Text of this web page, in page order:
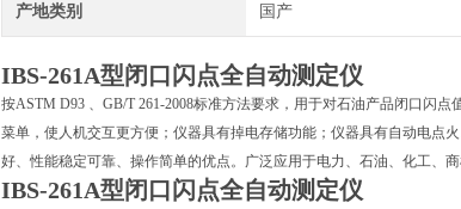
产地类别 国产
IBS-261A型闭口闪点全自动测定仪
按ASTM D93 、GB/T 261-2008标准方法要求，用于对石油产品闭口闪
菜单，使人机交互更方便；仪器具有掉电存储功能；仪器具有自动电点
好、性能稳定可靠、操作简单的优点。广泛应用于电力、石油、化工、商
IBS-261A型闭口闪点全自动测定仪